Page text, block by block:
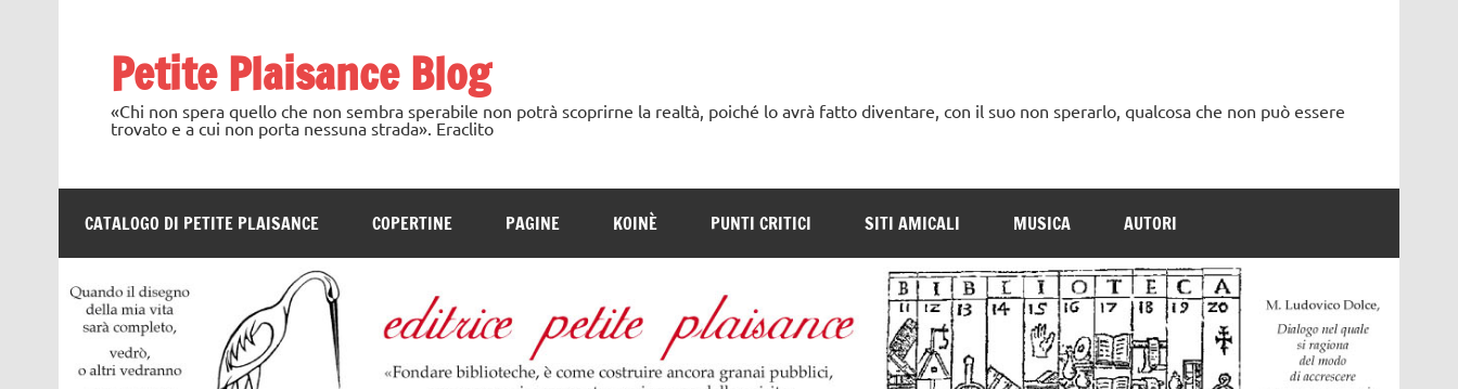
Petite Plaisance Blog
«Chi non spera quello che non sembra sperabile non potrà scoprirne la realtà, poiché lo avrà fatto diventare, con il suo non sperarlo, qualcosa che non può essere
trovato e a cui non porta nessuna strada». Eraclito
CATALOGO DI PETITE PLAISANCE COPERTINE PAGINE KOINÈ PUNTI CRITICI SITI AMICALI MUSICA AUTORI